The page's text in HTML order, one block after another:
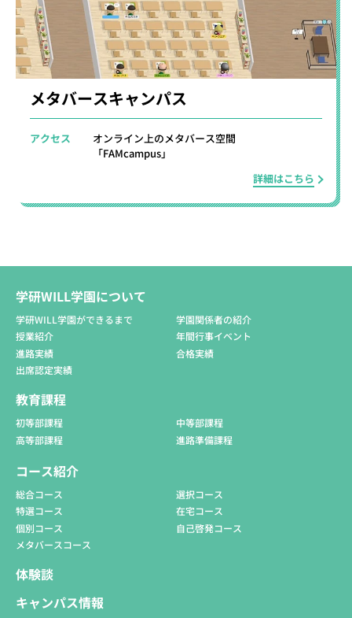
メタバースキャンパス
アクセス
オンライン上のメタバース空間
「FAMcampus」
詳細はこちら
学研WILL学園について
学研WILL学園ができるまで
学園関係者の紹介
授業紹介
年間行事イベント
進路実績
合格実績
出席認定実績
教育課程
初等部課程
中等部課程
高等部課程
進路準備課程
コース紹介
総合コース
選択コース
特選コース
在宅コース
個別コース
自己啓発コース
メタバースコース
体験談
キャンパス情報